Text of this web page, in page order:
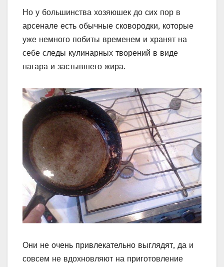
Но у большинства хозяюшек до сих пор в
арсенале есть обычные сковородки, которые
уже немного побиты временем и хранят на
себе следы кулинарных творений в виде
нагара и застывшего жира.
Они не очень привлекательно выглядят, да и
совсем не вдохновляют на приготовление